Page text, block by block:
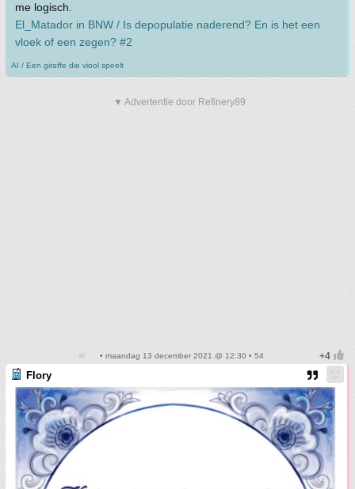
me logisch.
El_Matador in BNW / Is depopulatie naderend? En is het een
vloek of een zegen? #2
AI / Een giraffe die viool speelt
▼ Advertentie door Refinery89
• maandag 13 december 2021 @ 12:30 • 54
Flory